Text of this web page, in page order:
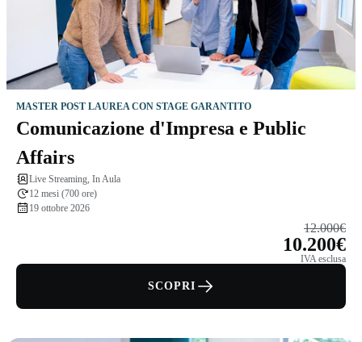
MASTER POST LAUREA CON STAGE GARANTITO
Comunicazione d'Impresa e Public
Affairs
Live Streaming, In Aula
12 mesi (700 ore)
19 ottobre 2026
12.000€
10.200€
IVA esclusa
SCOPRI